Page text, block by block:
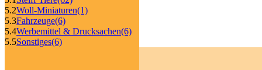
5.2Woll-Miniaturen(1)
5.3Fahrzeuge(6)
5.4Werbemittel & Drucksachen(6)
5.5Sonstiges(6)